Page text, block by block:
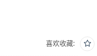
喜欢收藏: